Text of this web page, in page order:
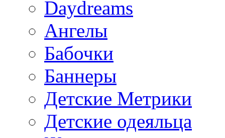
Daydreams
Ангелы
Бабочки
Баннеры
Детские Метрики
Детские одеяльца